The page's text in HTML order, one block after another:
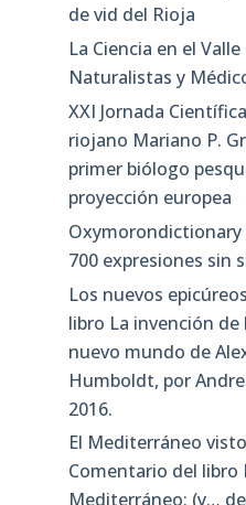
de vid del Rioja
La Ciencia en el
Naturalistas y
XXI Jornada
riojano Mariano P.
primer biólogo
proyección europea
Oxymorondictionary
700 expresiones sin
Los nuevos
libro La invención de
nuevo mundo de
Humboldt, por
2016.
El Mediterráneo
Comentario del libro
Mediterráneo: (y…